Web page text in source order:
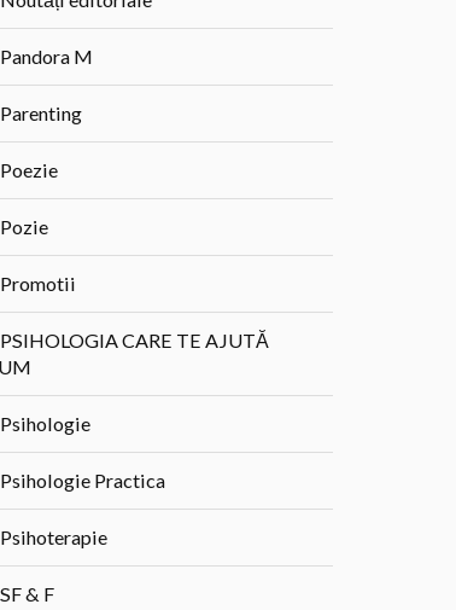
Pandora M
Parenting
Poezie
Pozie
Promotii
PSIHOLOGIA CARE TE AJUTĂ
Psihologie
Psihologie Practica
Psihoterapie
SF & F